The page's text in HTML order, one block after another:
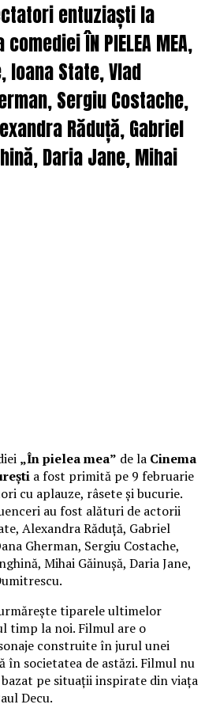
entuziaști la
ÎN PIELEA MEA,
Ioana State, Vlad
Sergiu Costache,
Răduță, Gabriel
Daria Jane, Mihai
„În pielea mea” de la Cinema
a fost primită pe 9 februarie
cu aplauze, râsete și bucurie.
au fost alături de actorii
Alexandra Răduță, Gabriel
Gherman, Sergiu Costache,
Mihai Găinușă, Daria Jane,
tiparele ultimelor
timp la noi. Filmul are o
construite în jurul unei
societatea de astăzi. Filmul nu
pe situații inspirate din viața
Decu.